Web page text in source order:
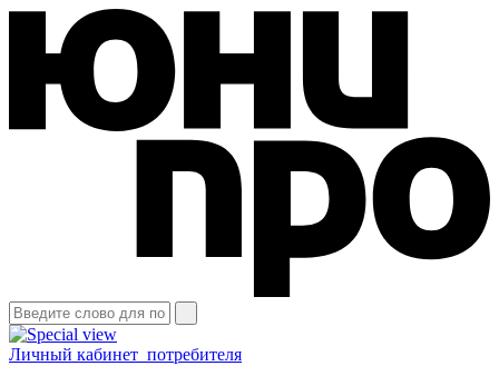
Личный кабинет потребителя